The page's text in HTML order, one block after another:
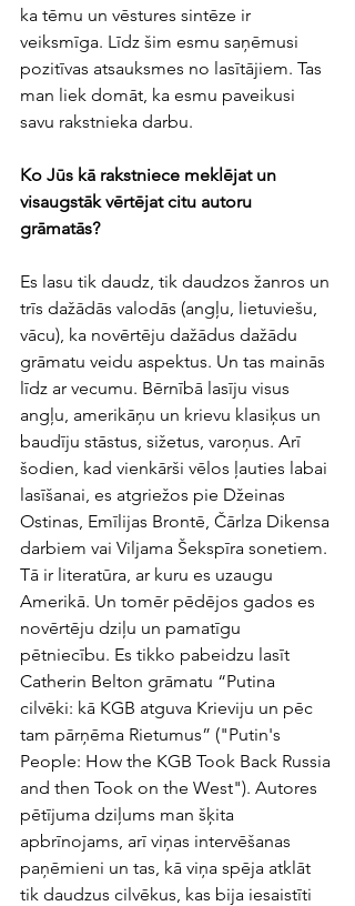
ka tēmu un vēstures sintēze ir
veiksmīga. Līdz šim esmu saņēmusi
pozitīvas atsauksmes no lasītājiem. Tas
man liek domāt, ka esmu paveikusi
savu rakstnieka darbu.
Ko Jūs kā rakstniece meklējat un
visaugstāk vērtējat citu autoru
grāmatās?
Es lasu tik daudz, tik daudzos žanros un
trīs dažādās valodās (angļu, lietuviešu,
vācu), ka novērtēju dažādus dažādu
grāmatu veidu aspektus. Un tas mainās
līdz ar vecumu. Bērnībā lasīju visus
angļu, amerikāņu un krievu klasiķus un
baudīju stāstus, sižetus, varoņus. Arī
šodien, kad vienkārši vēlos ļauties labai
lasīšanai, es atgriežos pie Džeinas
Ostinas, Emīlijas Brontē, Čārlza Dikensa
darbiem vai Viljama Šekspīra sonetiem.
Tā ir literatūra, ar kuru es uzaugu
Amerikā. Un tomēr pēdējos gados es
novērtēju dziļu un pamatīgu
pētniecību. Es tikko pabeidzu lasīt
Catherin Belton grāmatu “Putina
cilvēki: kā KGB atguva Krieviju un pēc
tam pārņēma Rietumus” ("Putin's
People: How the KGB Took Back Russia
and then Took on the West"). Autores
pētījuma dziļums man šķita
apbrīnojams, arī viņas intervēšanas
paņēmieni un tas, kā viņa spēja atklāt
tik daudzus cilvēkus, kas bija iesaistīti